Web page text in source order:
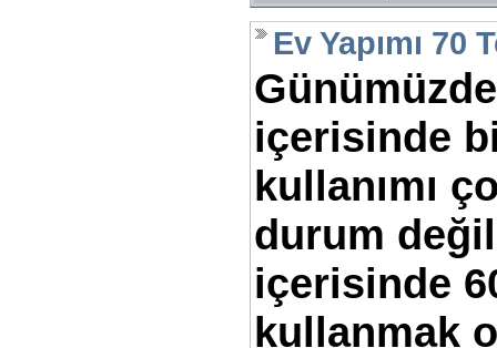
Ev Yapımı 70
içerisinde
kullanımı
durum
içerisinde
kullanmak